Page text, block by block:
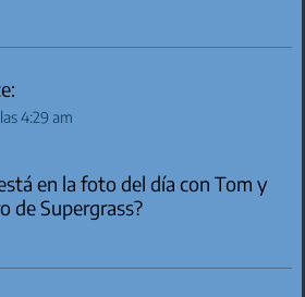
4:29 am
en la foto del día con Tom y
de Supergrass?